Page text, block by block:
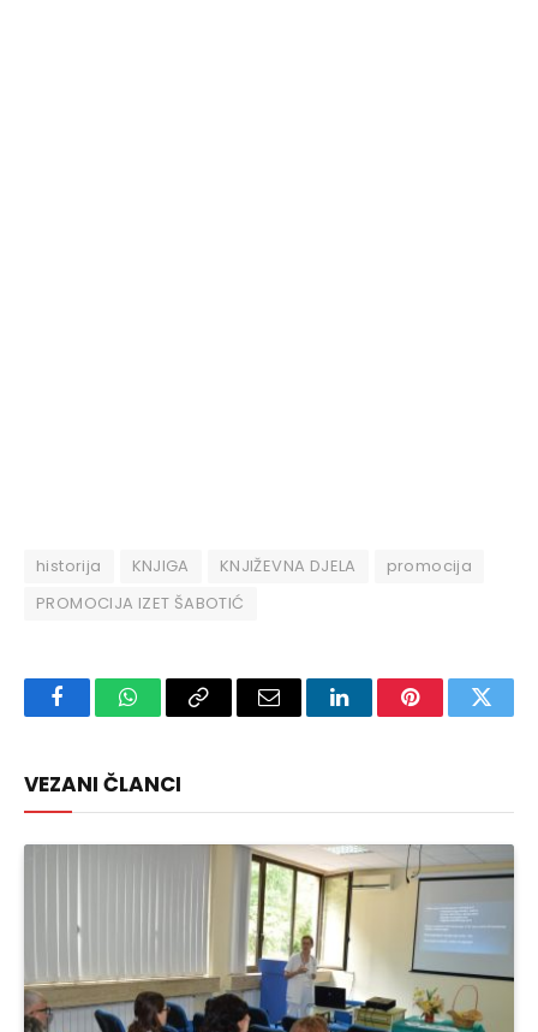
historija KNJIGA KNJIŽEVNA DJELA
promocija
PROMOCIJA IZET ŠABOTIĆ
FacebookWhatsAppCopy
Email LinkedInPinterest
VEZANI ČLANCI